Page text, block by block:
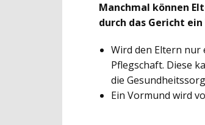
Manchmal können
durch das Gericht
Wird den Eltern nur
Pflegschaft. Diese
die
Ein Vormund wird